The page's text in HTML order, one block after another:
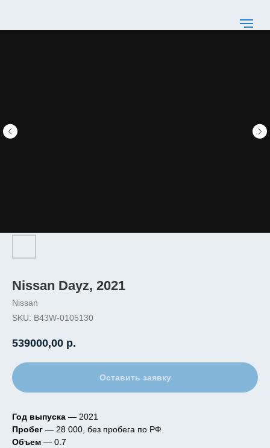
Nissan Dayz, 2021
Nissan
SKU: B43W-0105130
539000,00 р.
Оставить заявку
Год выпуска — 2021
Пробег — 28 000, без пробега по РФ
Объем — 0.7